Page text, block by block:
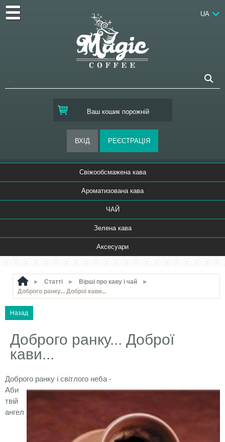
Ваш кошик порожній
UA
Свіжообсмажена кава
Ароматизована кава
ЧАЙ
Зелена кава
Аксесуари
► Статті ► Вірші про каву і чай
►
Доброго ранку... Доброї кави...
Доброго ранку... Доброї
кави...
Доброго ранку і світлого неба -
Аби
твій
ангел